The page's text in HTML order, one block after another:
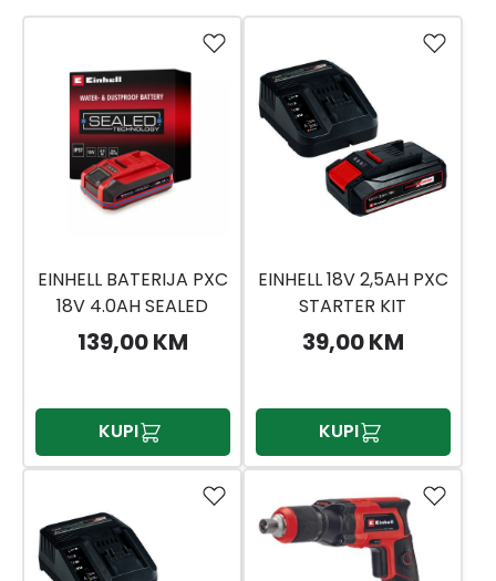
EINHELL BATERIJA PXC
18V 4.0AH SEALED
139,00 KM
KUPI
EINHELL 18V 2,5AH PXC
STARTER KIT
39,00 KM
KUPI